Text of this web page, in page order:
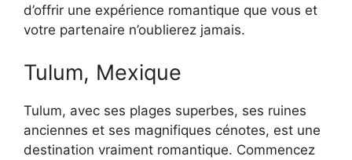
d’offrir une expérience romantique que vous et
votre partenaire n’oublierez jamais.
Tulum, Mexique
Tulum, avec ses plages superbes, ses ruines
anciennes et ses magnifiques cénotes, est une
destination vraiment romantique. Commencez